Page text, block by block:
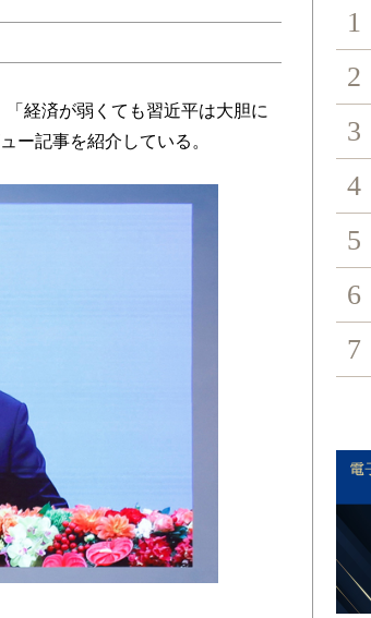
経済が弱くても習近平は大胆に
ー記事を紹介している。
1
2
3
4
5
6
7